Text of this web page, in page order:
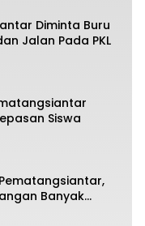
Diminta Buru
Jalan Pada PKL
Siswa
Pematangsiantar,
Banyak